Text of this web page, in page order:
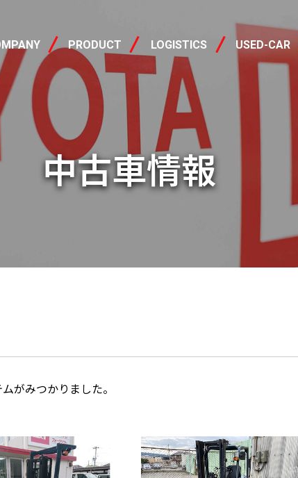
社概要 PRODUCT
製品情報 LOGISTICS USED-CAR
中古車
中古車情報
がみつかりました。